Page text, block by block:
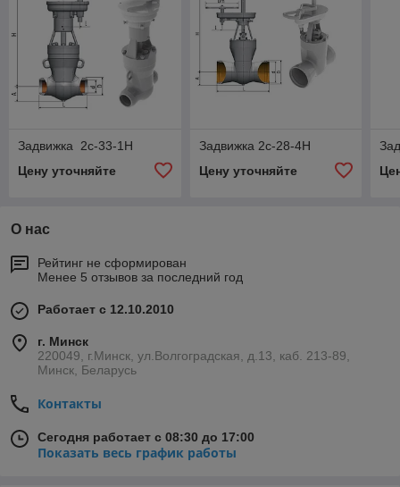
Задвижка 2с-33-1Н
Цену уточняйте
Задвижка 2с-28-4Н
Цену уточняйте
О нас
Рейтинг не сформирован
Менее 5 отзывов за последний год
Работает с 12.10.2010
г. Минск
220049, г.Минск, ул.Волгоградская, д.13, каб. 213-89,
Минск, Беларусь
Контакты
Сегодня работает с 08:30 до 17:00
Показать весь график работы